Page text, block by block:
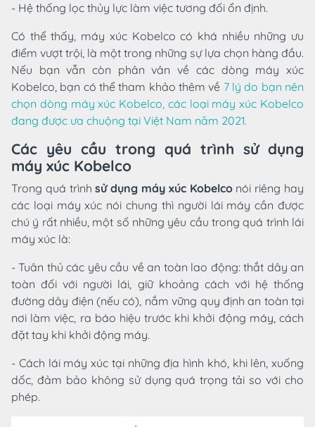
- Hệ thống lọc thủy lực làm việc tương đối ổn định.
Có thể thấy, máy xúc Kobelco có khá nhiều những ưu
điểm vượt trội, là một trong những sự lựa chọn hàng đầu.
Nếu bạn vẫn còn phân vân về các dòng máy xúc
Kobelco, bạn có thể tham khảo thêm về 7 lý do bạn nên
chọn dòng máy xúc Kobelco, các loại máy xúc Kobelco
đang được ưa chuộng tại Việt Nam năm 2021.
Các yêu cầu trong quá trình sử dụng
máy xúc Kobelco
Trong quá trìnhsử dụng máy xúc Kobelconói riêng hay
các loại máy xúc nói chung thì người lái máy cần được
chú ý rất nhiều, một số những yêu cầu trong quá trình lái
máy xúc là:
- Tuân thủ các yêu cầu về an toàn lao động: thắt dây an
toàn đối với người lái, giữ khoảng cách với hệ thống
đường dây điện (nếu có), nắm vững quy định an toàn tại
nơi làm việc, ra báo hiệu trước khi khởi động máy, cách
đặt tay khi khởi động máy.
- Cách lái máy xúc tại những địa hình khó, khi lên, xuống
dốc, đảm bảo không sử dụng quá trọng tải so với cho
phép.